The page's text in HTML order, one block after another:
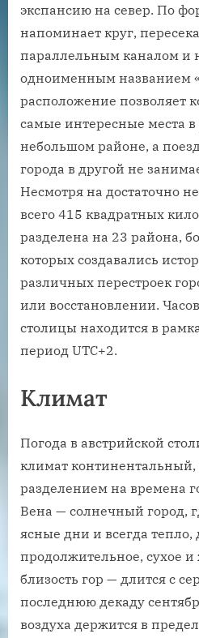
экспансию на север. По
напоминает круг,
параллельным каналом и
одноименным названием
расположение позволяет
самые интересные места в
небольшом районе, а
города в другой не
Несмотря на достаточно
всего 415 квадратных
разделена на 23 района,
которых создавались
различных перестроек
или восстановлении.
столицы находится в
период UTC+2.
Климат
Погода в австрийской
климат
разделением на времена
Вена — солнечный город,
ясные дни и всегда
продолжительное, сухое и
близость гор — длится с
последнюю декаду
воздуха держится в